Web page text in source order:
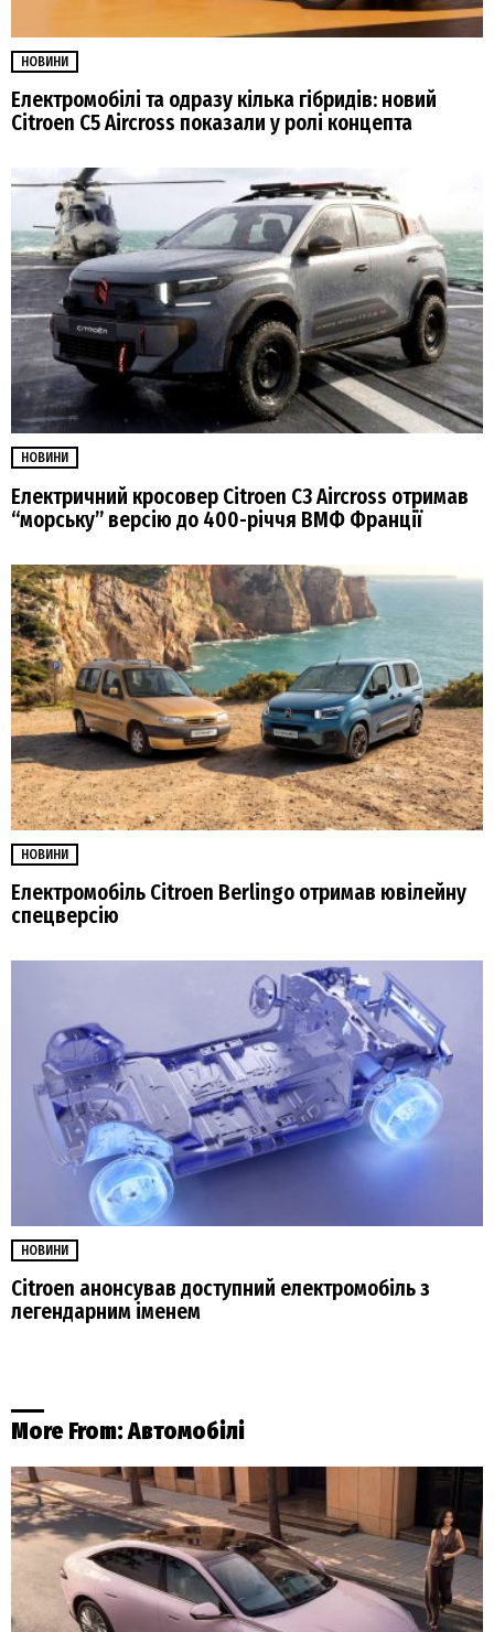
НОВИНИ
Електромобілі та одразу кілька гібридів: новий
Citroen C5 Aircross показали у ролі концепта
НОВИНИ
Електричний кросовер Citroen C3 Aircross отримав
“морську” версію до 400-річчя ВМФ Франції
НОВИНИ
Електромобіль Citroen Berlingo отримав ювілейну
спецверсію
НОВИНИ
Citroen анонсував доступний електромобіль з
легендарним іменем
More From:Автомобілі